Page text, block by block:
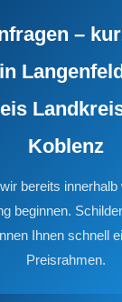
–
Koblenz
bereits innerhalb
beginnen.
Ihnen schnell
Preisrahmen.